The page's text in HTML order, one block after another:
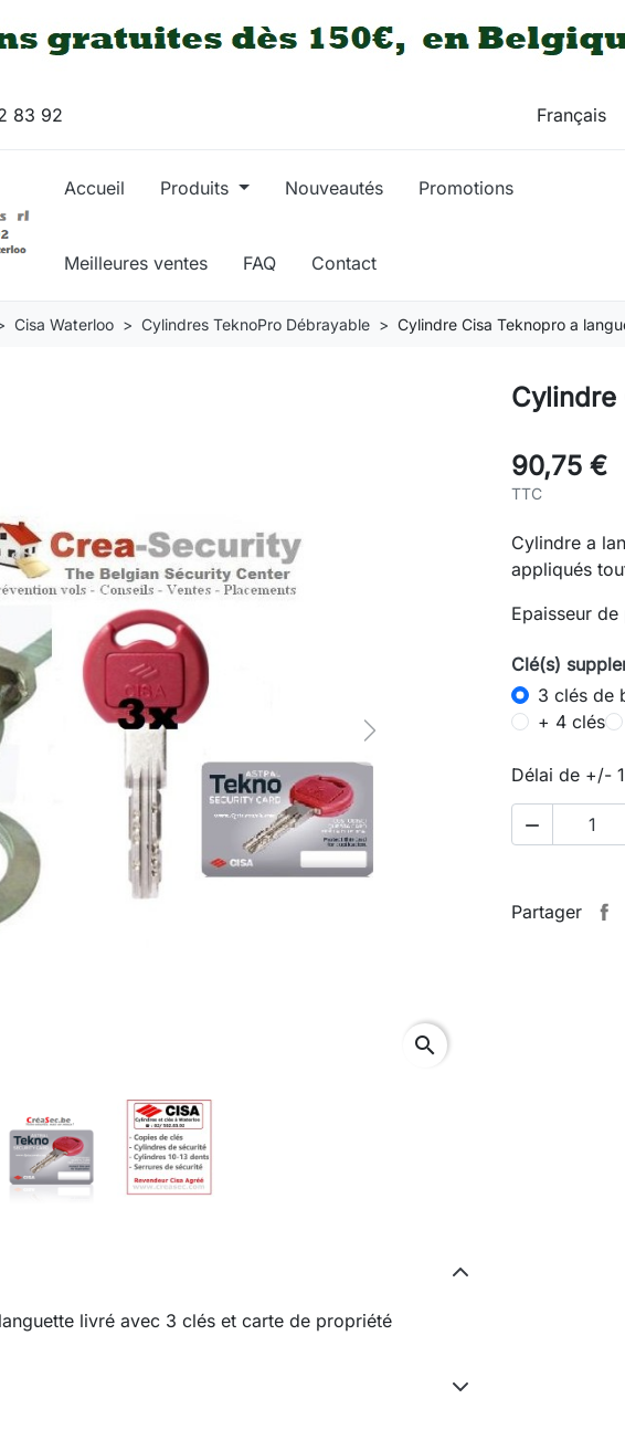
83 92
Accueil Produits Nouveautés Promotions
Meilleures ventes FAQ Contact
Cisa Waterloo Cylindres TeknoPro Débrayable Cylindre Cisa Teknopro a
Next
search
Cylindre
90,75 €
TTC
Cylindre a
appliqués
Epaisseur
Clé(s)
3 clés de
+ 4 clés
Délai de +/-

Partager
livré avec 3 clés et carte de propriété